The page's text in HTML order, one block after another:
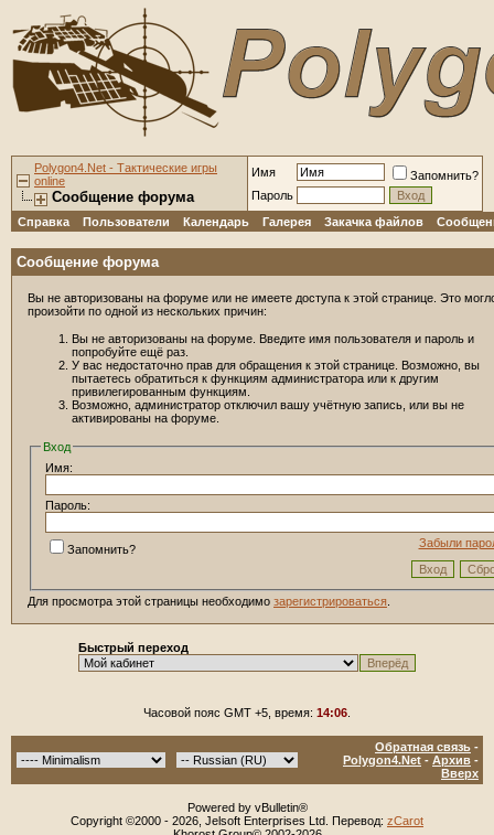
Polygon4.Net - Тактические игры
online
Сообщение форума
Имя
Запомнить?
Пароль
Справка
Пользователи Календарь Галерея Закачка файлов
Сообщение форума
Вы не авторизованы на форуме или не имеете доступа к этой странице. Это
произойти по одной из нескольких причин:
Вы не авторизованы на форуме. Введите имя пользователя и пароль и
попробуйте ещё раз.
У вас недостаточно прав для обращения к этой странице. Возможно, вы
пытаетесь обратиться к функциям администратора или к другим
привилегированным функциям.
Возможно, администратор отключил вашу учётную запись, или вы не
активированы на форуме.
Вход
Имя:
Пароль:
Забыли
Запомнить?
Для просмотра этой страницы необходимо зарегистрироваться
Быстрый переход
Часовой пояс GMT +5, время: 14:06
Обратная связь -
Polygon4.Net - Архив -
Вверх
Powered by vBulletin®
Copyright ©2000 - 2026, Jelsoft Enterprises Ltd. Перевод: zCarot